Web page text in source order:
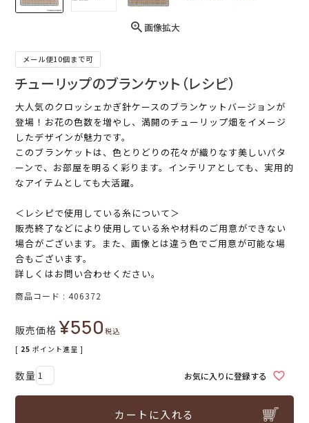
画像拡大
メール便10個まで可
チューリップのブランケット（レシピ）
大人気のクロッシェかぎ針ケースのブランケットバージョンが
登場！お花の色数を増やし、満開のチューリップ畑をイメージ
したデザインが魅力です。
このブランケットは、色とりどりの花々が織りなす美しいパタ
ーンで、お部屋を明るく彩ります。インテリアとしても、実用的
なアイテムとしても大活躍。
＜レシピで使用している糸について＞
販売終了などにより使用している糸や材料のご用意ができない
場合がございます。また、画像とは違う色でご用意が可能な場
合もございます。
詳しくはお問い合わせください。
商品コード 406372
販売価格 ¥550税込
[ 25 ポイント進呈 ]
お気に入りに登録する
カートに入れる